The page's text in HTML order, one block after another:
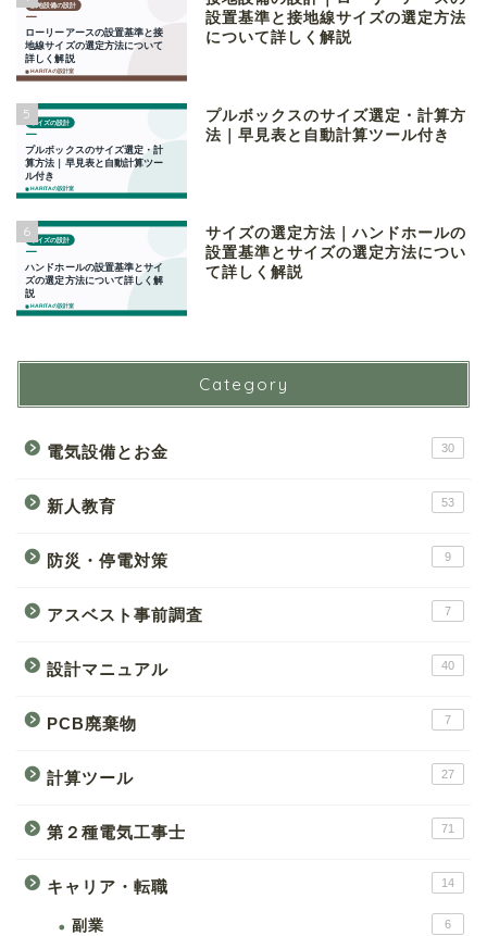
設置基準と接地線サイズの選定方法
について詳しく解説
5
プルボックスのサイズ選定・計算方
法｜早見表と自動計算ツール付き
6
サイズの選定方法｜ハンドホールの
設置基準とサイズの選定方法につい
て詳しく解説
Category
電気設備とお金 30
新人教育 53
防災・停電対策 9
アスベスト事前調査 7
設計マニュアル 40
PCB廃棄物 7
計算ツール 27
第２種電気工事士 71
キャリア・転職 14
副業 6